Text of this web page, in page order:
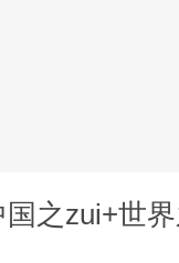
之zui+世